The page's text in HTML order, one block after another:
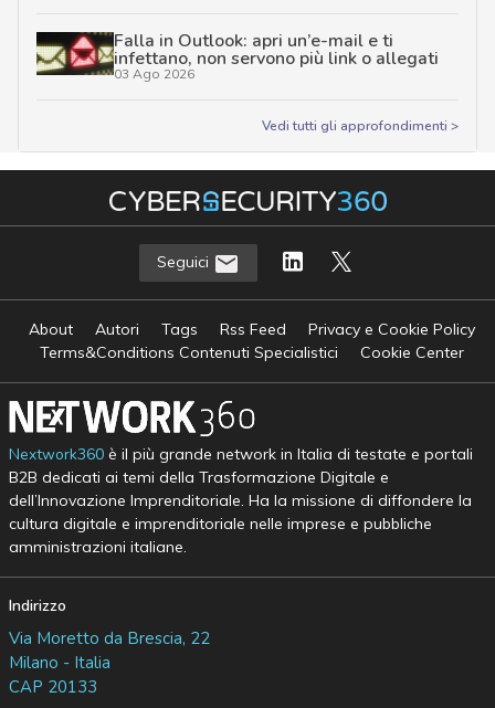
Falla in Outlook: apri un’e-mail e ti
infettano, non servono più link o allegati
03 Ago 2026
Vedi tutti gli approfondimenti >
Seguici
About Autori Tags Rss Feed
Privacy e Cookie Policy
Terms&Conditions Contenuti Specialistici
Cookie Center
Nextwork360è il più grande network in Italia di testate e portali
B2B dedicati ai temi della Trasformazione Digitale e
dell’Innovazione Imprenditoriale. Ha la missione di diffondere la
cultura digitale e imprenditoriale nelle imprese e pubbliche
amministrazioni italiane.
Indirizzo
Via Moretto da Brescia, 22
Milano - Italia
CAP 20133